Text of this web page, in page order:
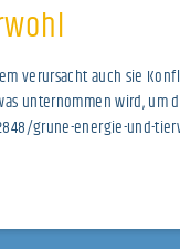
verursacht auch sie
unternommen wird,
grune-energie-und-